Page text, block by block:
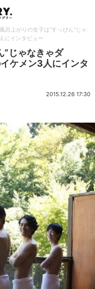
風呂上がりの女子は“すっぴん”じゃ
にインタビュー
”じゃなきゃダ
ケメン3人にインタ
2015.12.26 17:30